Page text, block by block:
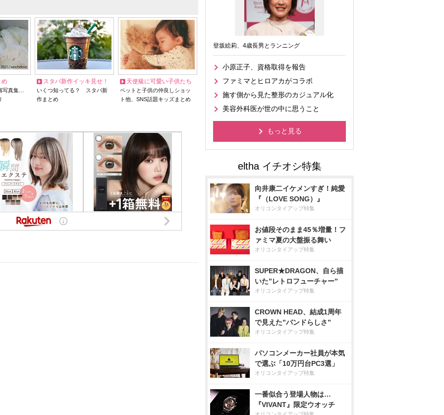
め
写真集…
スタバ新作イッキ見せ！
いくつ知ってる？ スタバ新
作まとめ
天使級に可愛い子供たち
ペットと子供の仲良しショッ
ト他、SNS話題キッズまとめ
登坂絵莉、4歳長男とランニング
小原正子、資格取得を報告
ファミマとヒロアカがコラボ
施す側から見た整形のカジュアル化
美容外科医が世の中に思うこと
もっと見る
向井康二イケメンすぎ！純愛
『（LOVE SONG）』
オリコンタイアップ特集
お値段そのまま45％増量！フ
ァミマ夏の大盤振る舞い
オリコンタイアップ特集
SUPER★DRAGON、自ら描
いた”レトロフューチャー”
オリコンタイアップ特集
CROWN HEAD、結成1周年
で見えた”バンドらしさ”
オリコンタイアップ特集
パソコンメーカー社員が本気
で選ぶ「10万円台PC3選」
オリコンタイアップ特集
一番似合う登場人物は…
『VIVANT』限定ウオッチ